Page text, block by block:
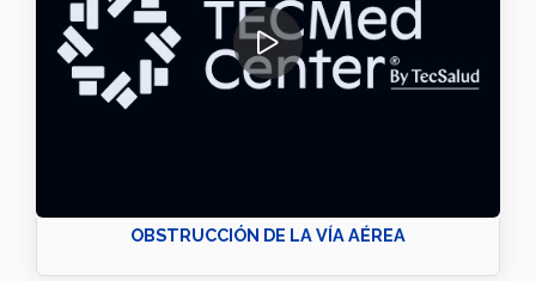
OBSTRUCCIÓN DE LA VÍA AÉREA